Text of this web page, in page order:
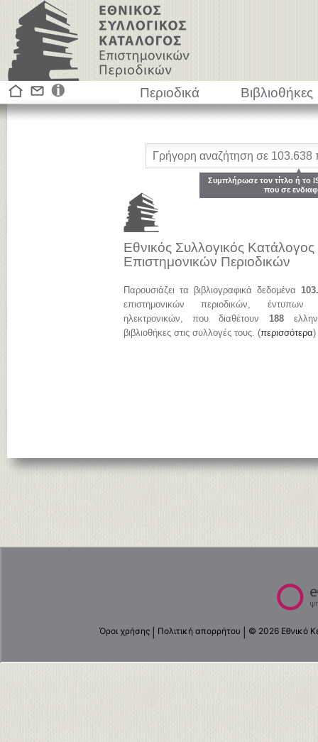
Περιοδικά Βιβλιοθήκες
Εθνικός Συλλογικός Κατάλογος
Επιστημονικών Περιοδικών
Παρουσιάζει τα βιβλιογραφικά δεδομένα
επιστημονικών περιοδικών, έντυπων
ηλεκτρονικών, που διαθέτουν 188
βιβλιοθήκες στις συλλογές τους. (περισσότερα)
Συμπλήρωσε τον τίτλο ή το
που σε